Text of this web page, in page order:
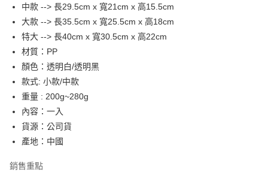
上海商業儲蓄銀行
台北富邦商業銀行
國泰世華商業銀行
兆豐國際商業銀行
臺灣中小企業銀行
台中商業銀行
匯豐（台灣）商業銀行
聯邦商業銀行
元大商業銀行
玉山商業銀行
台新國際商業銀行
台灣樂天信用卡公司
LINE Pay
Apple Pay
街口支付
AFTEE先享後付
相關說明
【關於「AFTEE先享後付」】
AFTEE先享後付是「在收到商品之後才付款」的支付方式。 讓您購物簡單
便利好安心！
２．便利：只要手機號碼，簡訊認證，即可結帳。
運送方式
中款 --> 長29.5cm x 寬21cm x 高15.5cm
大款 --> 長35.5cm x 寬25.5cm x 高18cm
特大 --> 長40cm x 寬30.5cm x 高22cm
材質：PP
顏色：透明白/透明黑
款式: 小款/中款
重量 : 200g~280g
內容：一入
貨源：公司貨
產地：中國
銷售重點